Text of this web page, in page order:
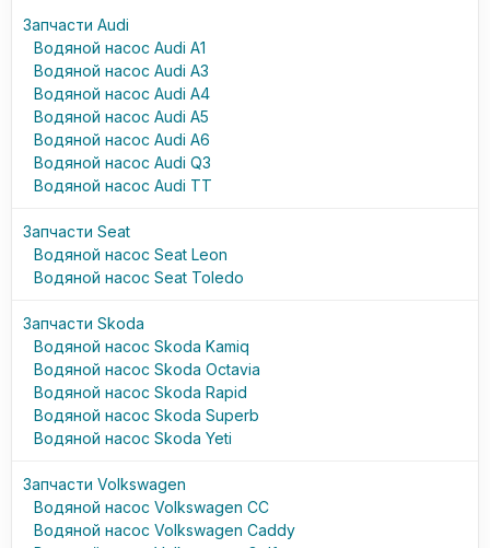
Запчасти Audi
Водяной насос Audi A1
Водяной насос Audi A3
Водяной насос Audi A4
Водяной насос Audi A5
Водяной насос Audi A6
Водяной насос Audi Q3
Водяной насос Audi TT
Запчасти Seat
Водяной насос Seat Leon
Водяной насос Seat Toledo
Запчасти Skoda
Водяной насос Skoda Kamiq
Водяной насос Skoda Octavia
Водяной насос Skoda Rapid
Водяной насос Skoda Superb
Водяной насос Skoda Yeti
Запчасти Volkswagen
Водяной насос Volkswagen CC
Водяной насос Volkswagen Caddy